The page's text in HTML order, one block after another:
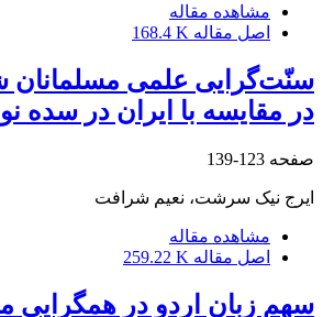
مشاهده مقاله
اصل مقاله 168.4 K
سنّت‌گرایی علمی مسلمانان
در مقایسه با ایران در سده
صفحه 123-139
ایرج نیک سرشت، نعیم شرافت
مشاهده مقاله
اصل مقاله 259.22 K
سهم زبان اردو در همگرایی